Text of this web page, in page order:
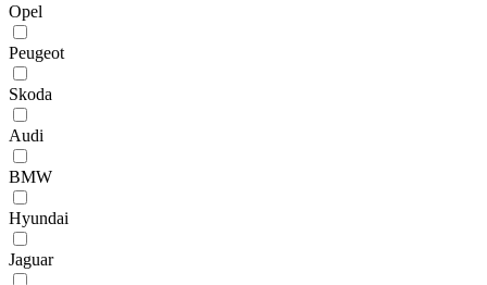
Opel
Peugeot
Skoda
Audi
BMW
Hyundai
Jaguar